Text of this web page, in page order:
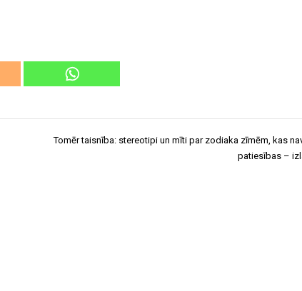
Tomēr taisnība: stereotipi un mīti par zodiaka zīmēm, kas
patiesības –